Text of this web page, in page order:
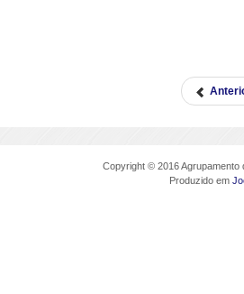
Copyright © 2016
Produzido em